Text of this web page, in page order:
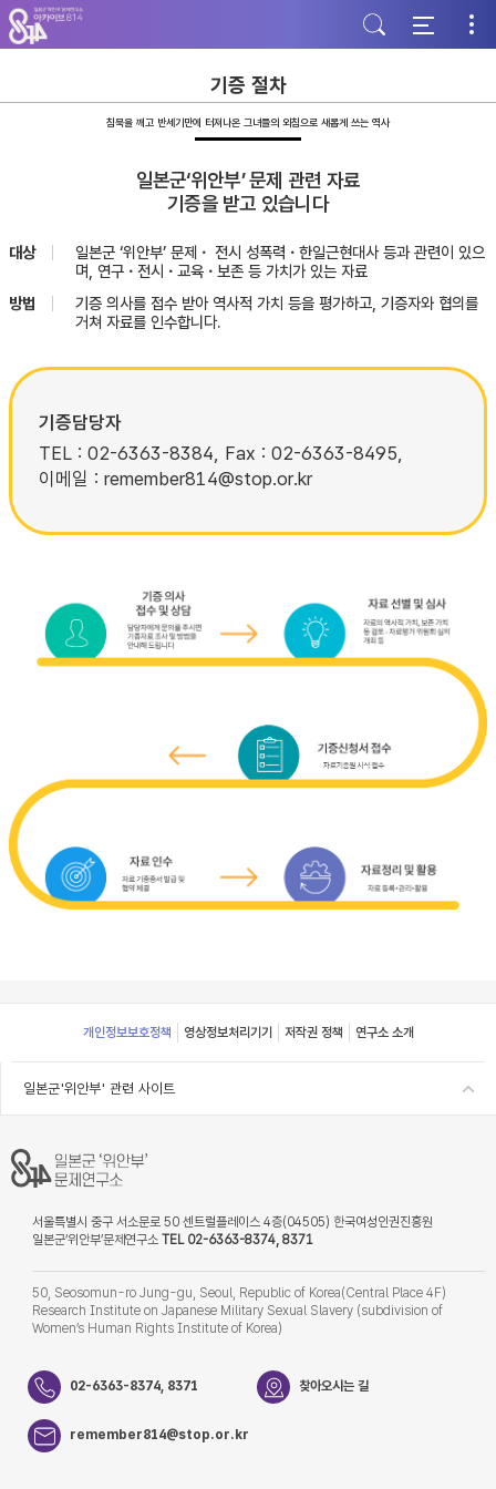
주
메
뉴
가
본
문
바
기
하
단
바
기
기증 절차
침묵을 깨고 반세기만에 터져나온 그녀들의 외침으로 새롭게 쓰는 역사
일본군‘위안부’ 문제 관련 자료
기증을 받고 있습니다
대상
일본군 ‘위안부’ 문제・ 전시 성폭력・한일근현대사 등과 관련이 있으
며, 연구・전시・교육・보존 등 가치가 있는 자료
방법
기증 의사를 접수 받아 역사적 가치 등을 평가하고, 기증자와 협의를
거쳐 자료를 인수합니다.
기증담당자
TEL : 02-6363-8384, Fax : 02-6363-8495,
이메일 : remember814@stop.or.kr
Footer
개인정보보호정책 영상정보처리기기 저작권 정책 연구소 소개
일본군'위안부' 관련 사이트
서울특별시 중구 서소문로 50 센트럴플레이스 4층(04505) 한국여성인권진흥원
일본군‘위안부’문제연구소 TEL 02-6363-8374, 8371
50, Seosomun-ro Jung-gu, Seoul, Republic of Korea(Central Place 4F)
Research Institute on Japanese Military Sexual Slavery (subdivision of
Women’s Human Rights Institute of Korea)
02-6363-8374, 8371 찾아오시는 길
remember814@stop.or.kr